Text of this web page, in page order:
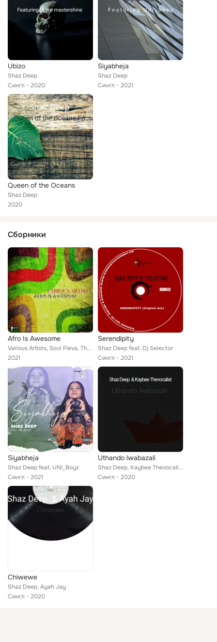
Ubizo
Shaz Deep
Сингл
2020
Siyabheja
Shaz Deep
Сингл
2021
Queen of the Oceans
Shaz Deep
2020
Сборники
Afro Is Awesome
Various Artists, Soul Fleva, The GNS Projekt, Tsa Mandebele, Canoe Deep, DJ Crazy T, Shaz Deep, Nakedsoul, Focks SA, Maphepha, D...
2021
Serendipity
Shaz Deep feat. Dj Selector
Сингл
2021
Siyabheja
Shaz Deep feat. UNI_Boyz
Сингл
2021
Uthando lwabazali
Shaz Deep, Kaybee Thevocalist
Сингл
2020
Chiwewe
Shaz Deep, Ayah Jay
Сингл
2020